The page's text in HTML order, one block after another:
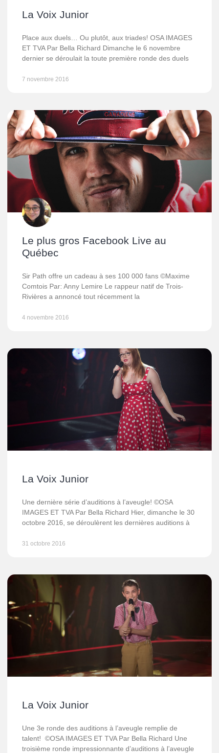
La Voix Junior
Place aux duels… Ou plutôt, aux triades! OSA IMAGES
ET TVA Par Bella Richard Dimanche le 6 novembre
dernier se déroulait la toute première ronde des duels
7 novembre 2016
Le plus gros Facebook Live au
Québec
Sir Path offre un cadeau à ses 100 000 fans ©Maxime
Comtois Par: Anny Lemire Le rappeur natif de Trois-
Rivières a annoncé tout récemment la
4 novembre 2016
La Voix Junior
Une dernière série d’auditions à l’aveugle! ©OSA
IMAGES ET TVA Par Bella Richard Hier, dimanche le 30
octobre 2016, se déroulèrent les dernières auditions à
31 octobre 2016
La Voix Junior
Une 3e ronde des auditions à l’aveugle remplie de
talent! ©OSA IMAGES ET TVA Par Bella Richard Une
troisième ronde impressionnante d’auditions à l’aveugle